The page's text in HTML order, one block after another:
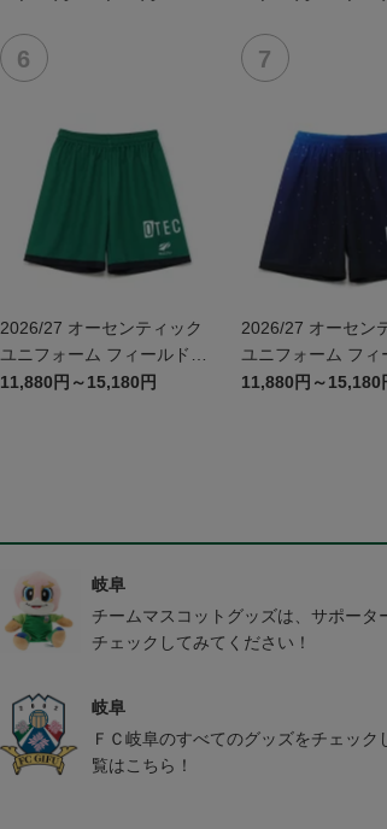
~
2026/27 オーセンティック
ユニフォーム フィールドプ
レイヤー 1st パンツ
11,880円～15,180円
2026/27 オーセン
ユニフォーム フィ
レイヤー 2nd パン
11,880円～15,180
岐阜
チームマスコットグッズは、サポータ
チェックしてみてください！
岐阜
ＦＣ岐阜のすべてのグッズをチェック
覧はこちら！